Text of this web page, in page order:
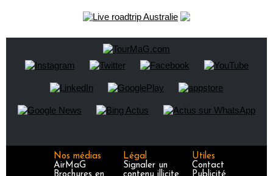
Nos médias
AirMaG
Légal
Signaler un
Utiles
Contact